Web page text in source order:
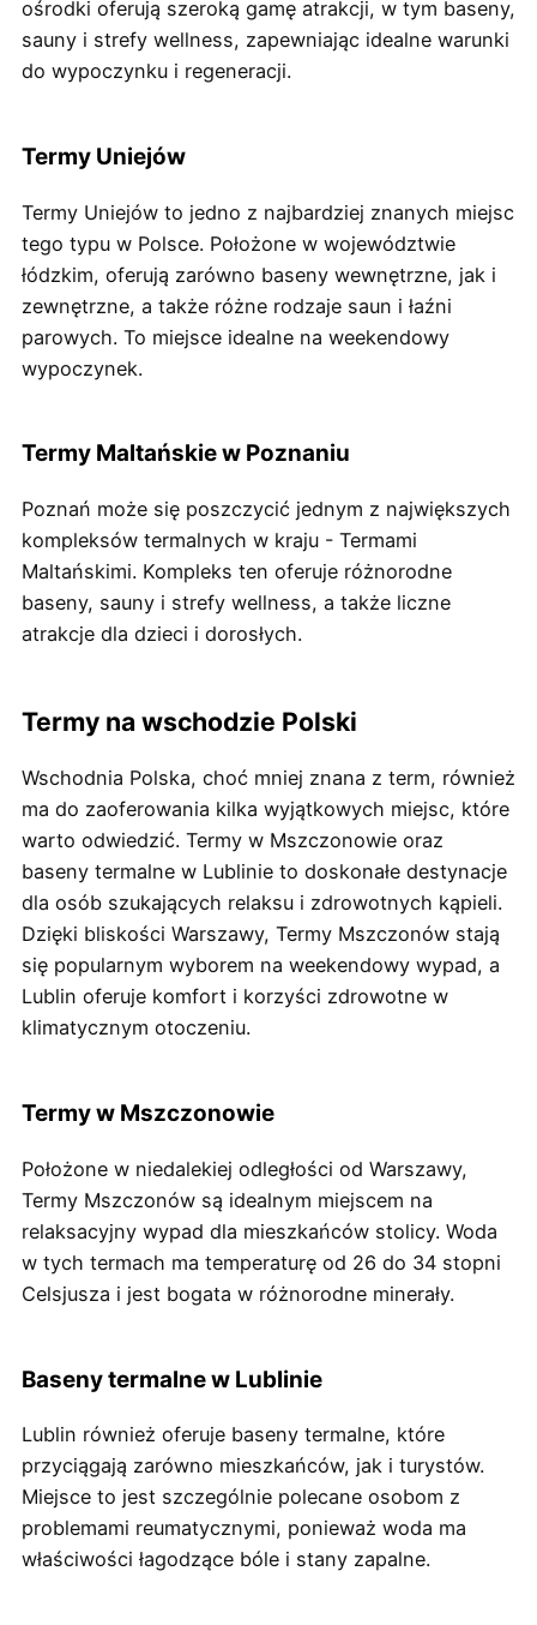
ośrodki oferują szeroką gamę atrakcji, w tym baseny,
sauny i strefy wellness, zapewniając idealne warunki
do wypoczynku i regeneracji.
Termy Uniejów
Termy Uniejów to jedno z najbardziej znanych miejsc
tego typu w Polsce. Położone w województwie
łódzkim, oferują zarówno baseny wewnętrzne, jak i
zewnętrzne, a także różne rodzaje saun i łaźni
parowych. To miejsce idealne na weekendowy
wypoczynek.
Termy Maltańskie w Poznaniu
Poznań może się poszczycić jednym z największych
kompleksów termalnych w kraju - Termami
Maltańskimi. Kompleks ten oferuje różnorodne
baseny, sauny i strefy wellness, a także liczne
atrakcje dla dzieci i dorosłych.
Termy na wschodzie Polski
Wschodnia Polska, choć mniej znana z term, również
ma do zaoferowania kilka wyjątkowych miejsc, które
warto odwiedzić. Termy w Mszczonowie oraz
baseny termalne w Lublinie to doskonałe destynacje
dla osób szukających relaksu i zdrowotnych kąpieli.
Dzięki bliskości Warszawy, Termy Mszczonów stają
się popularnym wyborem na weekendowy wypad, a
Lublin oferuje komfort i korzyści zdrowotne w
klimatycznym otoczeniu.
Termy w Mszczonowie
Położone w niedalekiej odległości od Warszawy,
Termy Mszczonów są idealnym miejscem na
relaksacyjny wypad dla mieszkańców stolicy. Woda
w tych termach ma temperaturę od 26 do 34 stopni
Celsjusza i jest bogata w różnorodne minerały.
Baseny termalne w Lublinie
Lublin również oferuje baseny termalne, które
przyciągają zarówno mieszkańców, jak i turystów.
Miejsce to jest szczególnie polecane osobom z
problemami reumatycznymi, ponieważ woda ma
właściwości łagodzące bóle i stany zapalne.